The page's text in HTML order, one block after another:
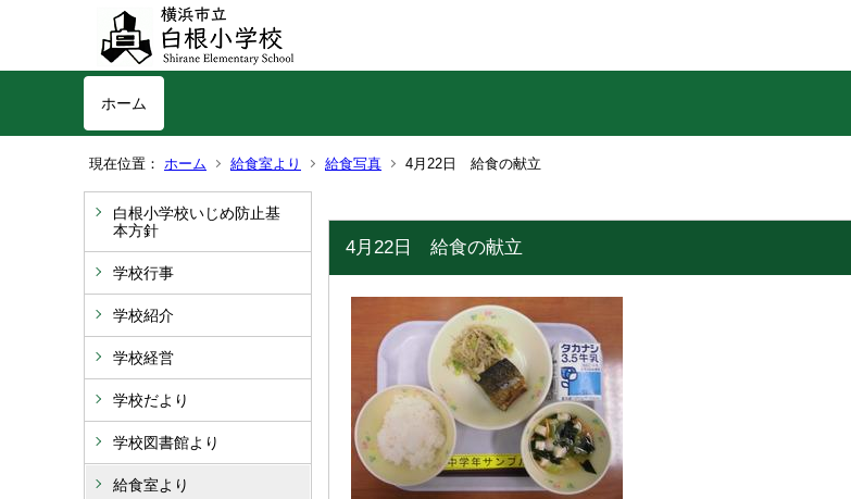
ホーム
現在位置： ホーム 給食室より 給食写真 4月22日 給食の献立
白根小学校いじめ防止基
本方針
学校行事
学校紹介
学校経営
学校だより
学校図書館より
給食室より
4月22日 給食の献立